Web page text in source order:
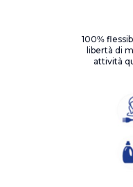
100%
libertà di
attività